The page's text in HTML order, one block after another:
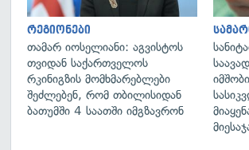
რეგიონები
თამარ იოსელიანი: აგვისტოს
თვიდან საქართველოს
რკინიგზის მომხმარებლები
შეძლებენ, რომ თბილისიდან
ბათუმში 4 საათში იმგზავრონ